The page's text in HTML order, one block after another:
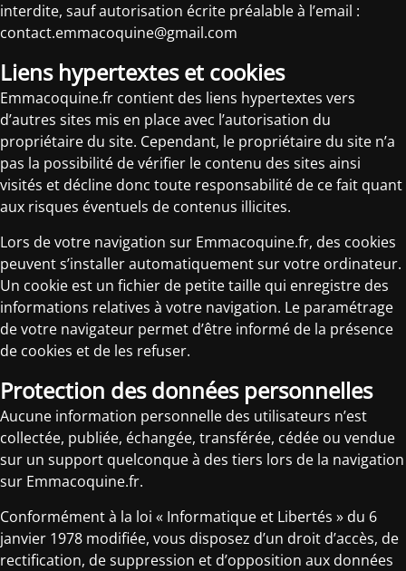
interdite, sauf autorisation écrite préalable à l’email :
contact.emmacoquine@gmail.com
Liens hypertextes et cookies
Emmacoquine.fr contient des liens hypertextes vers
d’autres sites mis en place avec l’autorisation du
propriétaire du site. Cependant, le propriétaire du site n’a
pas la possibilité de vérifier le contenu des sites ainsi
visités et décline donc toute responsabilité de ce fait quant
aux risques éventuels de contenus illicites.
Lors de votre navigation sur Emmacoquine.fr, des cookies
peuvent s’installer automatiquement sur votre ordinateur.
Un cookie est un fichier de petite taille qui enregistre des
informations relatives à votre navigation. Le paramétrage
de votre navigateur permet d’être informé de la présence
de cookies et de les refuser.
Protection des données personnelles
Aucune information personnelle des utilisateurs n’est
collectée, publiée, échangée, transférée, cédée ou vendue
sur un support quelconque à des tiers lors de la navigation
sur Emmacoquine.fr.
Conformément à la loi « Informatique et Libertés » du 6
janvier 1978 modifiée, vous disposez d’un droit d’accès, de
rectification, de suppression et d’opposition aux données